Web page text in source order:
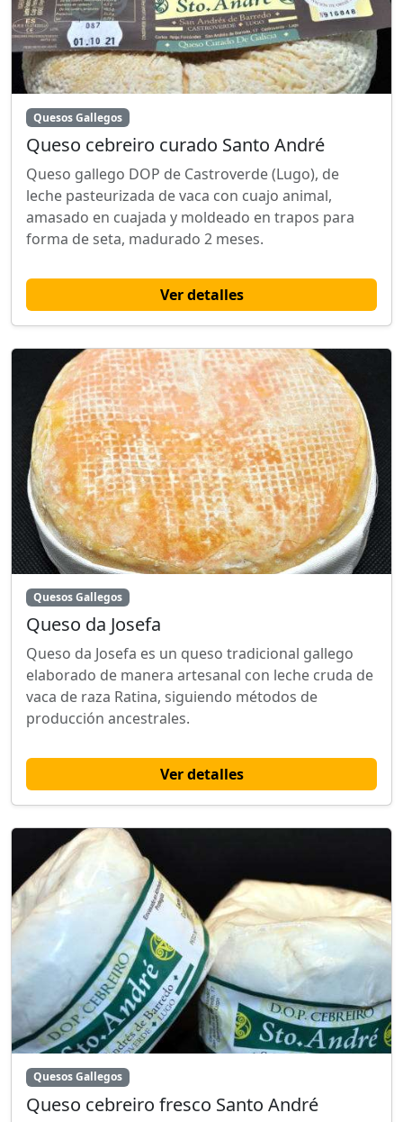
Quesos Gallegos
Queso cebreiro curado Santo André
Queso gallego DOP de Castroverde (Lugo), de
leche pasteurizada de vaca con cuajo animal,
amasado en cuajada y moldeado en trapos para
forma de seta, madurado 2 meses.
Ver detalles
Quesos Gallegos
Queso da Josefa
Queso da Josefa es un queso tradicional gallego
elaborado de manera artesanal con leche cruda de
vaca de raza Ratina, siguiendo métodos de
producción ancestrales.
Ver detalles
Quesos Gallegos
Queso cebreiro fresco Santo André